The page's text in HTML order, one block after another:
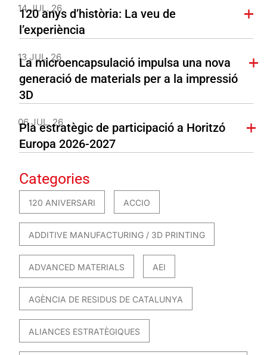
14 JUL. 26
120 anys d’història: La veu de
l’experiència
13 JUL. 26
La microencapsulació impulsa una nova
generació de materials per a la impressió
3D
06 JUL. 26
Pla estratègic de participació a Horitzó
Europa 2026-2027
Categories
120 ANIVERSARI ACCIO
ADDITIVE MANUFACTURING / 3D PRINTING
ADVANCED MATERIALS AEI
AGÈNCIA DE RESIDUS DE CATALUNYA
ALIANCES ESTRATÈGIQUES